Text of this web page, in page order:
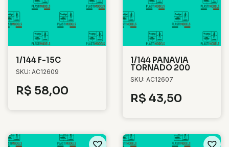
1/144 F-15C
SKU: AC12609
R$ 58,00
1/144 PANAVIA
TORNADO 200
SKU: AC12607
R$ 43,50